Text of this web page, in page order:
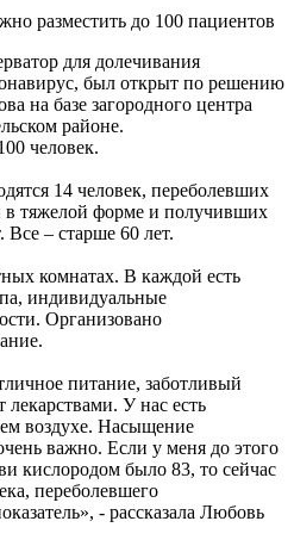
разместить до 100 пациентов
для долечивания
был открыт по решению
на базе загородного центра
районе.
человек.
14 человек, переболевших
в тяжелой форме и получивших
– старше 60 лет.
комнатах. В каждой есть
индивидуальные
Организовано
питание, заботливый
У нас есть
воздухе. Насыщение
важно. Если у меня до этого
кислородом было 83, то сейчас
переболевшего
- рассказала Любовь